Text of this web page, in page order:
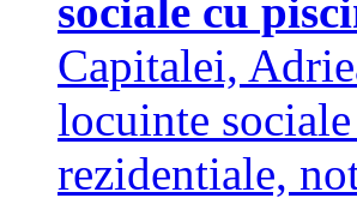
sociale cu
Capitalei,
locuinte
rezidentiale,